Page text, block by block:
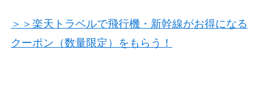
＞＞楽天トラベルで飛行機・新幹線がお得になる
クーポン（数量限定）をもらう！